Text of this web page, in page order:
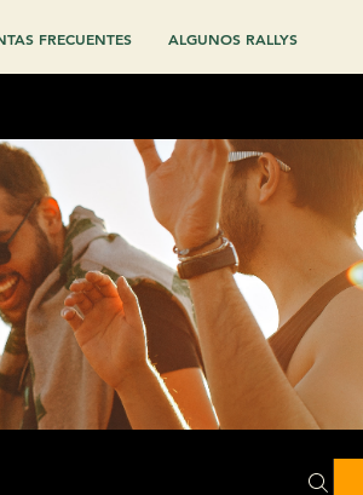
FRECUENTES ALGUNOS RALLYS